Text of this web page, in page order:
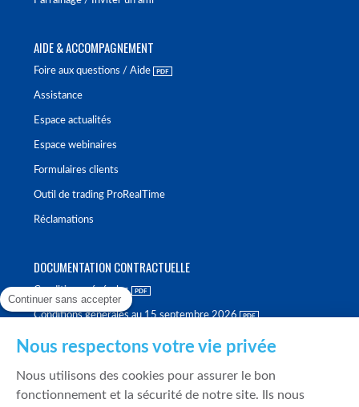
AIDE & ACCOMPAGNEMENT
Foire aux questions / Aide
Assistance
Espace actualités
Espace webinaires
Formulaires clients
Outil de trading ProRealTime
Réclamations
DOCUMENTATION CONTRACTUELLE
Conditions générales
Conditions générales au 15 septembre 2026
Politique de meilleure sélection
Continuer sans accepter
Nous respectons votre vie privée
Nous utilisons des cookies pour assurer le bon
fonctionnement et la sécurité de notre site. Ils nous